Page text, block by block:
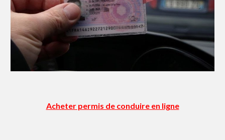
Acheter permis de conduire en ligne